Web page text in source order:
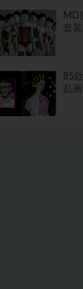
MD
套
85
乱